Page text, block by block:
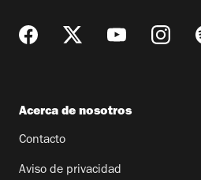
Acerca de nosotros
Contacto
Aviso de privacidad